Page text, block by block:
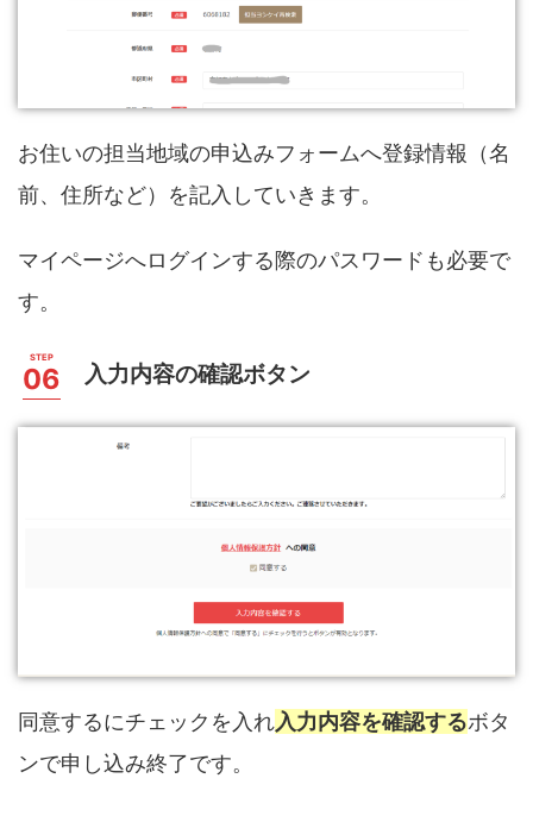
お住いの担当地域の申込みフォームへ登録情報（名
前、住所など）を記入していきます。
マイページへログインする際のパスワードも必要で
す。
入力内容の確認ボタン
同意するにチェックを入れ入力内容を確認するボタ
ンで申し込み終了です。